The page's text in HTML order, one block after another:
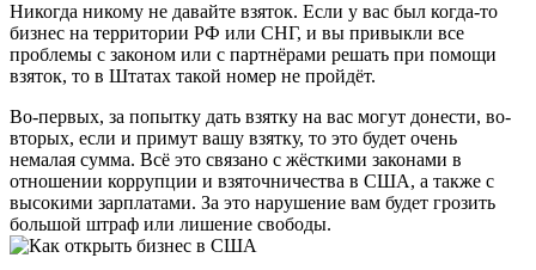
Никогда никому не давайте взяток. Если у вас был когда-то
бизнес на территории РФ или СНГ, и вы привыкли все
проблемы с законом или с партнёрами решать при помощи
взяток, то в Штатах такой номер не пройдёт.
Во-первых, за попытку дать взятку на вас могут донести, во-
вторых, если и примут вашу взятку, то это будет очень
немалая сумма. Всё это связано с жёсткими законами в
отношении коррупции и взяточничества в США, а также с
высокими зарплатами. За это нарушение вам будет грозить
большой штраф или лишение свободы.